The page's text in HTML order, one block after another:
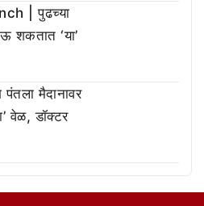
| पुढच्या
शकतात ‘या’
मैदानावर
वेळ, डॉक्टर